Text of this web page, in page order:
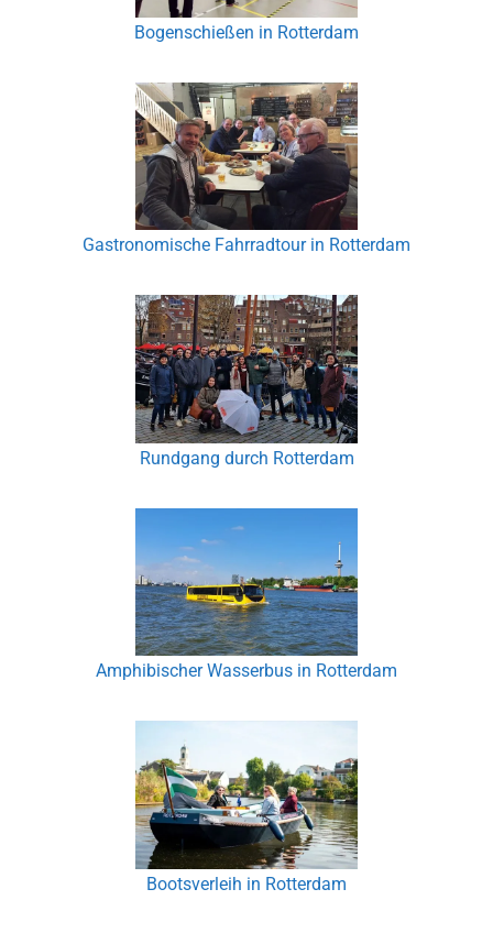
Bogenschießen in Rotterdam
Gastronomische Fahrradtour in Rotterdam
Rundgang durch Rotterdam
Amphibischer Wasserbus in Rotterdam
Bootsverleih in Rotterdam